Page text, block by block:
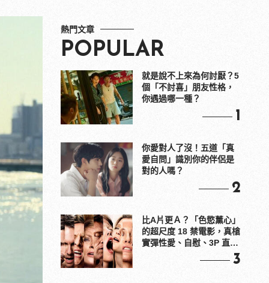
熱門文章
POPULAR
就是說不上來為何討厭？5
個「不討喜」朋友性格，
你遇過哪一種？
1
你愛對人了沒！五道「真
愛自問」識別你的伴侶是
對的人嗎？
2
比A片更Ａ？「色慾薰心」
的超尺度 18 禁電影，真槍
實彈性愛、自慰、3P 直接
3